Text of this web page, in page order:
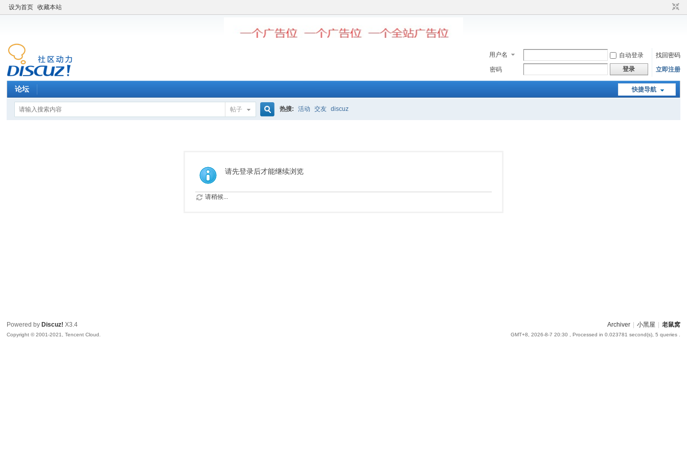
设为首页 收藏本站
用户名 自动登录
找回密码
密码
登录 立即注册
快捷导航
论坛
帖子
索
热搜: 活动 交友 discuz
请先登录后才能继续浏览
请稍候...
Archiver 小黑屋 老鼠窝
GMT+8, 2026-8-7 20:30 , Processed in 0.023781 second(s), 5 queries .
Powered by Discuz! X3.4
Copyright © 2001-2021, Tencent Cloud.